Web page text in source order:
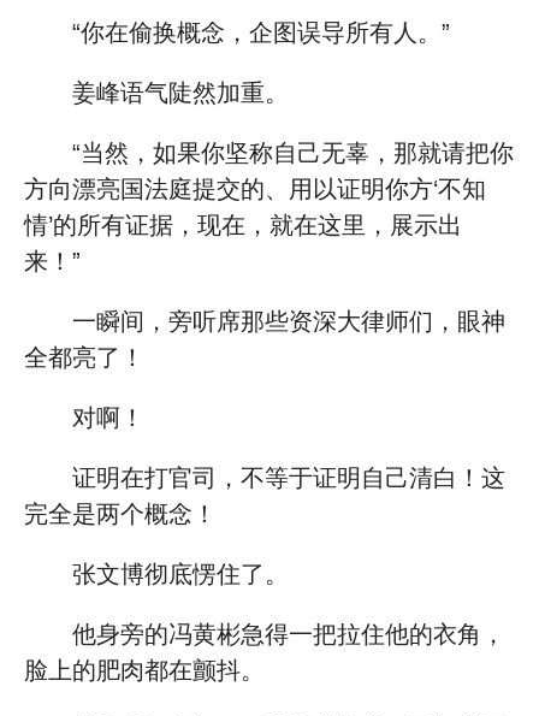
“你在偷换概念，企图误导所有人。”
姜峰语气陡然加重。
“当然，如果你坚称自己无辜，那就请把你
方向漂亮国法庭提交的、用以证明你方‘不知
情’的所有证据，现在，就在这里，展示出
来！”
一瞬间，旁听席那些资深大律师们，眼神
全都亮了！
对啊！
证明在打官司，不等于证明自己清白！这
完全是两个概念！
张文博彻底愣住了。
他身旁的冯黄彬急得一把拉住他的衣角，
脸上的肥肉都在颤抖。